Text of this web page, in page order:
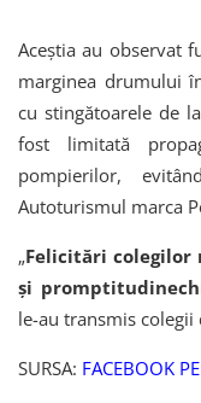
Aceștia au observat
marginea drumului
cu stingătoarele de
fost limitată
pompierilor,
Autoturismul marca
„Felicitări colegilor
și
le-au transmis
SURSA: FACEBOOK